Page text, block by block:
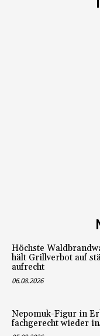
Höchste
hält Grillverbot auf
aufrecht
06.08.2026
Nepomuk-Figur in
fachgerecht wieder